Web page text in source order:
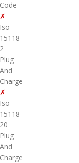
Code
✗
Iso
15118
2
Plug
And
Charge
✗
Iso
15118
20
Plug
And
Charge